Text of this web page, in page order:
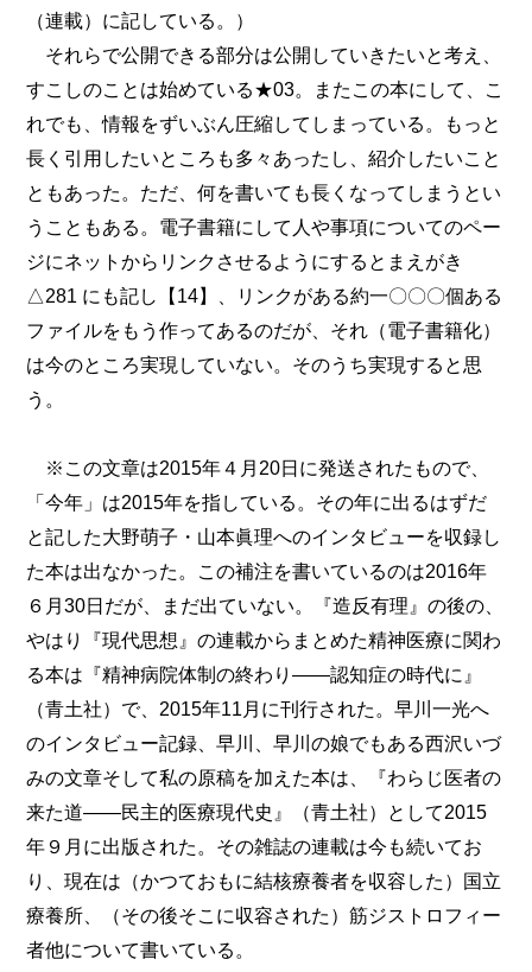
（連載）に記している。）
それらで公開できる部分は公開していきたいと考え、
すこしのことは始めている★03。またこの本にして、こ
れでも、情報をずいぶん圧縮してしまっている。もっと
長く引用したいところも多々あったし、紹介したいこと
ともあった。ただ、何を書いても長くなってしまうとい
うこともある。電子書籍にして人や事項についてのペー
ジにネットからリンクさせるようにするとまえがき
△281 にも記し【14】、リンクがある約一〇〇〇個ある
ファイルをもう作ってあるのだが、それ（電子書籍化）
は今のところ実現していない。そのうち実現すると思
う。
※この文章は2015年４月20日に発送されたもので、
「今年」は2015年を指している。その年に出るはずだ
と記した大野萌子・山本眞理へのインタビューを収録し
た本は出なかった。この補注を書いているのは2016年
６月30日だが、まだ出ていない。『造反有理』の後の、
やはり『現代思想』の連載からまとめた精神医療に関わ
る本は『精神病院体制の終わり――認知症の時代に』
（青土社）で、2015年11月に刊行された。早川一光へ
のインタビュー記録、早川、早川の娘でもある西沢いづ
みの文章そして私の原稿を加えた本は、『わらじ医者の
来た道――民主的医療現代史』（青土社）として2015
年９月に出版された。その雑誌の連載は今も続いてお
り、現在は（かつておもに結核療養者を収容した）国立
療養所、（その後そこに収容された）筋ジストロフィー
者他について書いている。